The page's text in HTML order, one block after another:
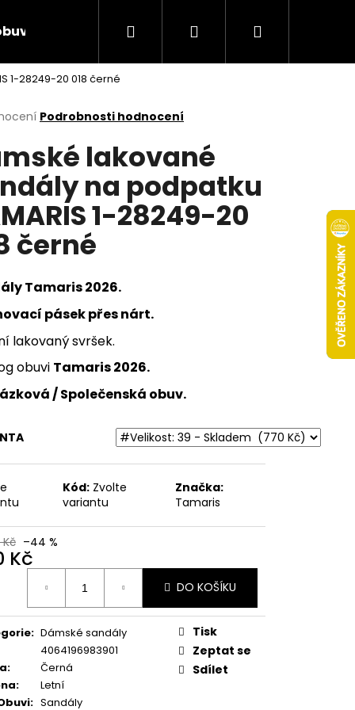
Rieker Výprodej AKCE týdne
Hledat PřihlášeníNákupní
1-28249-20 018 černé
Podrobnosti hodnocení
lakované
na podpatku
1-28249-20
černé
Tamaris 2026.
pásek přes nárt.
lakovaný svršek.
obuvi Tamaris 2026.
/ Společenská obuv.
Kód: Zvolte
variantu
Značka:
Tamaris
Kč –44 %
Kč
DO KOŠÍKU
: Dámské sandály
4064196983901
:
Černá
:
Letní
: Sandály
Tisk
Zeptat se
Sdílet
FLOT 700417-04